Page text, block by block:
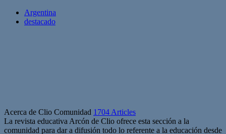
Argentina
destacado
Acerca de Clio Comunidad 1704 Articles
La revista educativa Arcón de Clio ofrece esta sección a la
comunidad para dar a difusión todo lo referente a la educación desde